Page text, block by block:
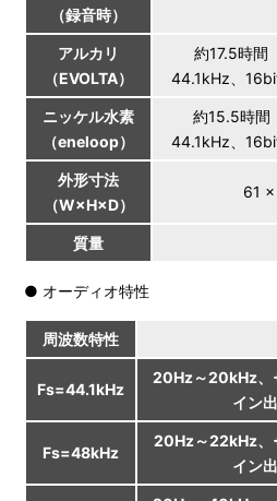
（録音時）
アルカリ
（EVOLTA）
約17.5時間
44.1kHz、
ニッケル水素
（eneloop）
約15.5時間
44.1kHz、
外形寸法
（W×H×D）
61
質量
● オーディオ特性
周波数特性
Fs=44.1kHz
20Hz～20kHz、
イン
Fs=48kHz
20Hz～22kHz、
イン